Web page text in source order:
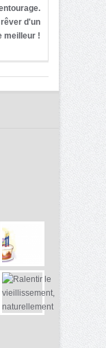
d'un
meilleur !